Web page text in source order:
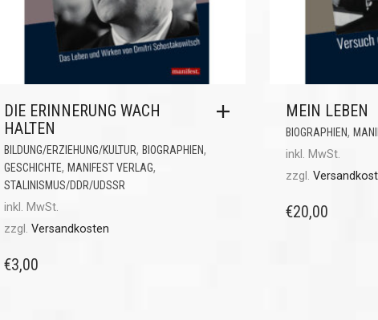
DIE ERINNERUNG WACH
HALTEN
BILDUNG/ERZIEHUNG/KULTUR, BIOGRAPHIEN,
GESCHICHTE, MANIFEST VERLAG,
STALINISMUS/DDR/UDSSR
inkl. MwSt.
zzgl. Versandkosten
€3,00
MEIN LEBEN
BIOGRAPHIEN,
inkl. MwSt.
zzgl.
€20,00